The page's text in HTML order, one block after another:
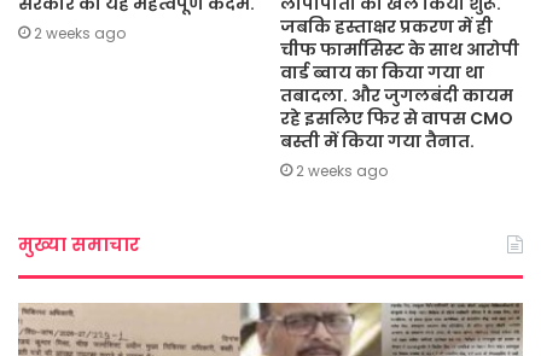
2 weeks ago
जबकि हस्ताक्षर प्रकरण में ही
चीफ फार्मासिस्ट के साथ आरोपी
वार्ड ब्वाय का किया गया था
तबादला. और जुगलबंदी कायम
रहे इसलिए फिर से वापस CMO
बस्ती में किया गया तैनात.
2 weeks ago
मुख्या समाचार